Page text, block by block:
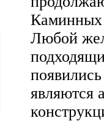
Каминных
Любой
являются